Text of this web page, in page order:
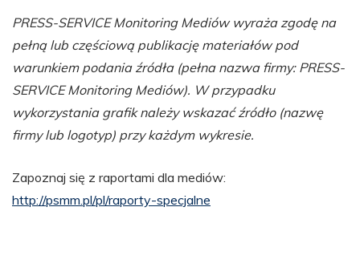
PRESS-SERVICE Monitoring Mediów wyraża zgodę na
pełną lub częściową publikację materiałów pod
warunkiem podania źródła (pełna nazwa firmy: PRESS-
SERVICE Monitoring Mediów). W przypadku
wykorzystania grafik należy wskazać źródło (nazwę
firmy lub logotyp) przy każdym wykresie.
Zapoznaj się z raportami dla mediów:
http://psmm.pl/pl/raporty-specjalne